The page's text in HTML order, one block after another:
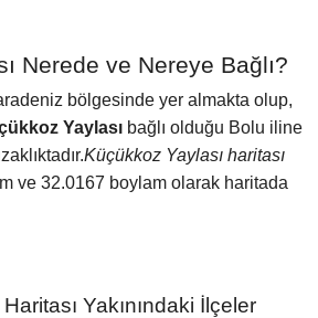
Nerede ve Nereye Bağlı?
bölgesinde yer almakta olup,
Yaylası bağlı olduğu Bolu iline
Küçükkoz Yaylası haritası
ve 32.0167 boylam olarak haritada
Yakınındaki İlçeler